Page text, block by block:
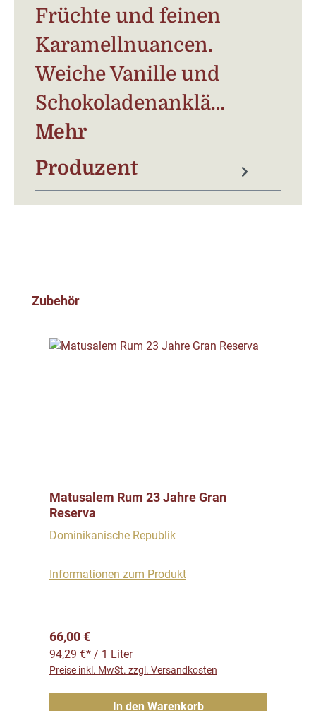
Früchte und feinen
Karamellnuancen.
Weiche Vanille und
Schokoladenanklä…
Mehr
Produzent
Produktgalerie überspringen
Zubehör
Matusalem Rum 23 Jahre Gran
Reserva
Dominikanische Republik
Informationen zum Produkt
Regulärer Preis:
66,00 €
94,29 €* / 1 Liter
Preise inkl. MwSt. zzgl. Versandkosten
In den Warenkorb